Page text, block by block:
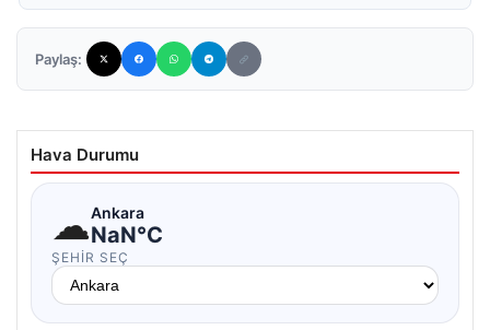
Paylaş:
Hava Durumu
☁Ankara
NaN°C
ŞEHIR SEÇ